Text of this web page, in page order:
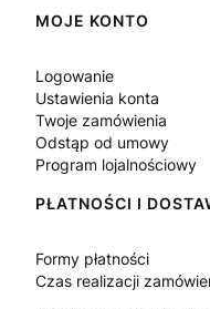
Linki w stopce
MOJE KONTO
Logowanie
Ustawienia konta
Twoje zamówienia
Odstąp od umowy
Program lojalnościowy
PŁATNOŚCI I
Formy płatności
Czas realizacji